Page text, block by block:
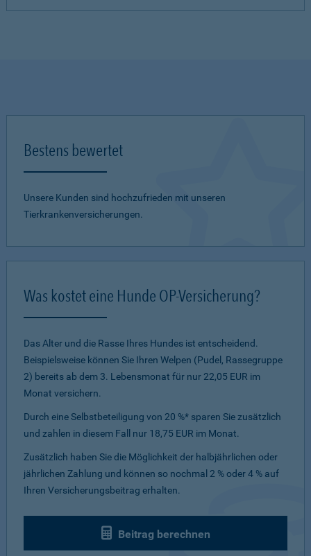
Bestens bewertet
Unsere Kunden sind hochzufrieden mit unseren
Tierkrankenversicherungen.
Was kostet eine Hunde OP-Versicherung?
Das Alter und die Rasse Ihres Hundes ist entscheidend.
Beispielsweise können Sie Ihren Welpen (Pudel, Rassegruppe
2) bereits ab dem 3. Lebensmonat für nur 22,05 EUR im
Monat versichern.
Durch eine Selbstbeteiligung von 20 %* sparen Sie zusätzlich
und zahlen in diesem Fall nur 18,75 EUR im Monat.
Zusätzlich haben Sie die Möglichkeit der halbjährlichen oder
jährlichen Zahlung und können so nochmal 2 % oder 4 % auf
Ihren Versicherungsbeitrag erhalten.
Beitrag berechnen